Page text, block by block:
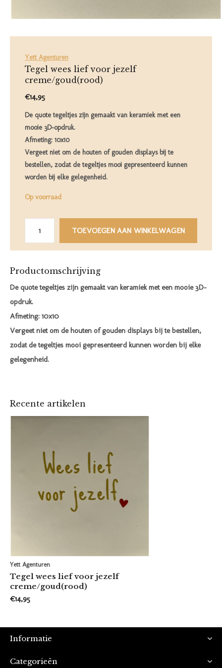
Yett Agenturen
Tegel wees lief voor jezelf
creme/goud(rood)
€14,95
De quote tegeltjes zijn gemaakt van keramiek met een
mooie 3D-opdruk.
Afmeting: 10x10
Vergeet niet om de houten of gouden displays bij te
bestellen, zodat de tegeltjes mooi gepresenteerd kunnen
worden bij elke gelegenheid.
Op voorraad
TOEVOEGEN AAN WINKELWAGEN
Productomschrijving
De quote tegeltjes zijn gemaakt van keramiek met een mooie 3D-
opdruk.
Afmeting: 10x10
Vergeet niet om de houten of gouden displays bij te bestellen,
zodat de tegeltjes mooi gepresenteerd kunnen worden bij elke
gelegenheid.
Recente artikelen
Yett Agenturen
Tegel wees lief voor jezelf
creme/goud(rood)
€14,95
Informatie
Categorieën